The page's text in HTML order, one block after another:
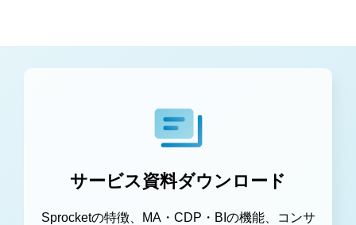
サービス資料ダウンロード
Sprocketの特徴、MA・CDP・BIの機能、コンサ